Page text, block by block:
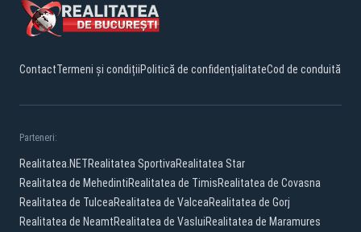
ContactTermeni și condițiiPolitică de confidențialitateCod de conduită
Parteneri:
Realitatea.NETRealitatea SportivaRealitatea Star
Realitatea de MehedintiRealitatea de TimisRealitatea de Covasna
Realitatea de TulceaRealitatea de ValceaRealitatea de Gorj
Realitatea de NeamtRealitatea de VasluiRealitatea de Maramures